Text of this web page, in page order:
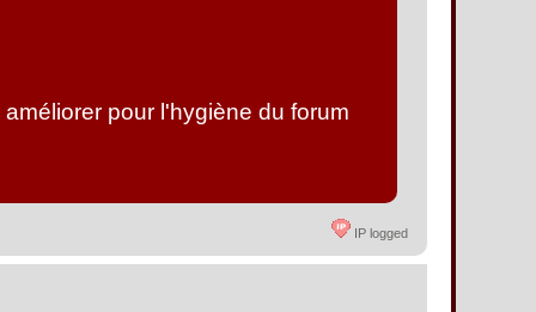
pour l'hygiène du forum
IP logged